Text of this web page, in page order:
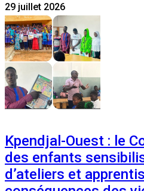
29 juillet 2026
Kpendjal-Ouest : le
des enfants
d’ateliers et